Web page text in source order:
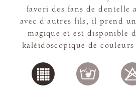
favori des fans de dentelle
avec d'autres fils, il prend
magique et est disponible
kaléidoscopique de